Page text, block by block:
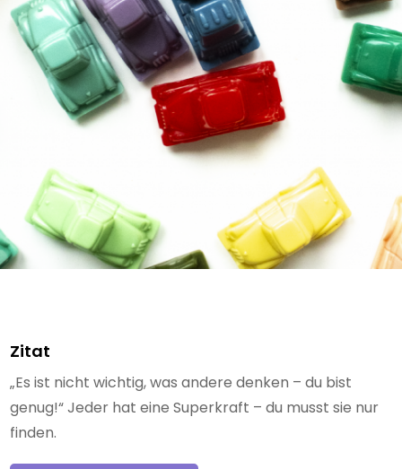
Zitat
„Es ist nicht wichtig, was andere denken – du bist
genug!“ Jeder hat eine Superkraft – du musst sie nur
finden.